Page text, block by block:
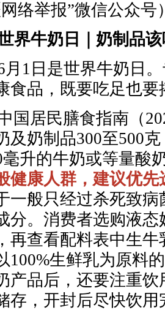
网络举报”微信公众号
界牛奶日｜奶制品
月1日是世界牛奶日
食品，既要吃足也要
居民膳食指南（
及奶制品300至500
升的牛奶或等量酸
健康人群，建议优先
一般只经过杀死致
分。消费者选购液
再查看配料表中生
100%生鲜乳为原料
产品后，还要注重
存，开封后尽快饮